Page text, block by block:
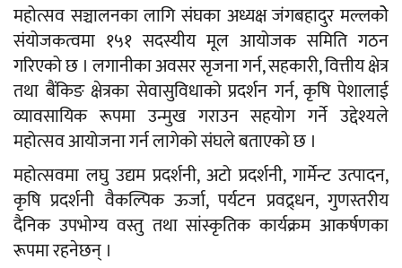
महोत्सव सञ्चालनका लागि संघका अध्यक्ष जंगबहादुर मल्लकोे
संयोजकत्वमा १५१ सदस्यीय मूल आयोजक समिति गठन
गरिएको छ । लगानीका अवसर सृजना गर्न, सहकारी, वित्तीय क्षेत्र
तथा बैंकिङ क्षेत्रका सेवासुविधाको प्रदर्शन गर्न, कृषि पेशालाई
व्यावसायिक रूपमा उन्मुख गराउन सहयोग गर्ने उद्देश्यले
महोत्सव आयोजना गर्न लागेको संघले बताएको छ ।
महोत्सवमा लघु उद्यम प्रदर्शनी, अटो प्रदर्शनी, गार्मेन्ट उत्पादन,
कृषि प्रदर्शनी वैकल्पिक ऊर्जा, पर्यटन प्रवद्र्धन, गुणस्तरीय
दैनिक उपभोग्य वस्तु तथा सांस्कृतिक कार्यक्रम आकर्षणका
रूपमा रहनेछन् ।